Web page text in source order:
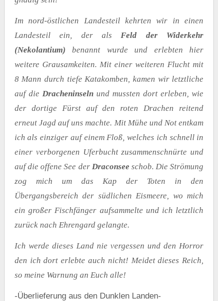
Im nord-östlichen Landesteil kehrten wir in einen
Landesteil ein, der als Feld der Widerkehr
(Nekolantium) benannt wurde und erlebten hier
weitere Grausamkeiten. Mit einer weiteren Flucht mit
8 Mann durch tiefe Katakomben, kamen wir letztliche
auf die Dracheninselnund mussten dort erleben, wie
der dortige Fürst auf den roten Drachen reitend
erneut Jagd auf uns machte. Mit Mühe und Not entkam
ich als einziger auf einem Floß, welches ich schnell in
einer verborgenen Uferbucht zusammenschnürte und
auf die offene See der Draconsee schob. Die Strömung
zog mich um das Kap der Toten in den
Übergangsbereich der südlichen Eismeere, wo mich
ein großer Fischfänger aufsammelte und ich letztlich
zurück nach Ehrengard gelangte.
Ich werde dieses Land nie vergessen und den Horror
den ich dort erlebte auch nicht! Meidet dieses Reich,
so meine Warnung an Euch alle!
-Überlieferung aus den Dunklen Landen-